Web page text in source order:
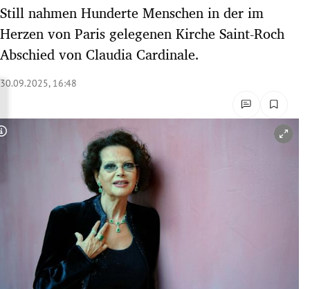
Untermenü
Untermenü
Untermenü
Untermenü
Untermenü
Still nahmen Hunderte Menschen in der im
Herzen von Paris gelegenen Kirche Saint-Roch
Abschied von Claudia Cardinale.
30.09.2025, 16:48
Copyright-Hinweis öffnen/schließen